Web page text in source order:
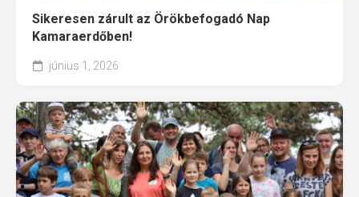
Sikeresen zárult az Örökbefogadó Nap
Kamaraerdőben!
június 1, 2026